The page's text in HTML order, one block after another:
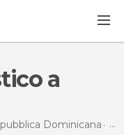
Dominicana Di